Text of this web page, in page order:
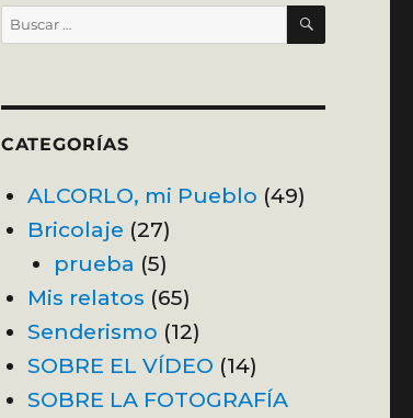
Buscar
por:
BUSCAR
CATEGORÍAS
ALCORLO, mi Pueblo (49)
Bricolaje (27)
prueba (5)
Mis relatos (65)
Senderismo (12)
SOBRE EL VÍDEO (14)
SOBRE LA FOTOGRAFÍA